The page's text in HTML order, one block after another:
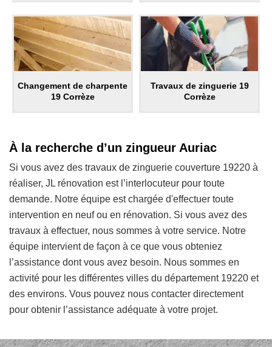
Changement de charpente
19 Corrèze
Travaux de zinguerie 19
Corrèze
À la recherche d’un zingueur Auriac
Si vous avez des travaux de zinguerie couverture 19220 à
réaliser, JL rénovation est l’interlocuteur pour toute
demande. Notre équipe est chargée d'effectuer toute
intervention en neuf ou en rénovation. Si vous avez des
travaux à effectuer, nous sommes à votre service. Notre
équipe intervient de façon à ce que vous obteniez
l’assistance dont vous avez besoin. Nous sommes en
activité pour les différentes villes du département 19220 et
des environs. Vous pouvez nous contacter directement
pour obtenir l’assistance adéquate à votre projet.